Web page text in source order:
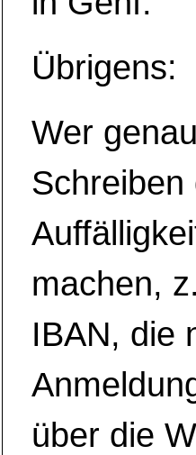
Übrigens:
Wer
Schreiben
machen,
IBAN, die
über die